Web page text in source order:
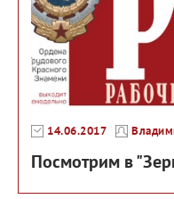
14.06.2017
Посмотрим в